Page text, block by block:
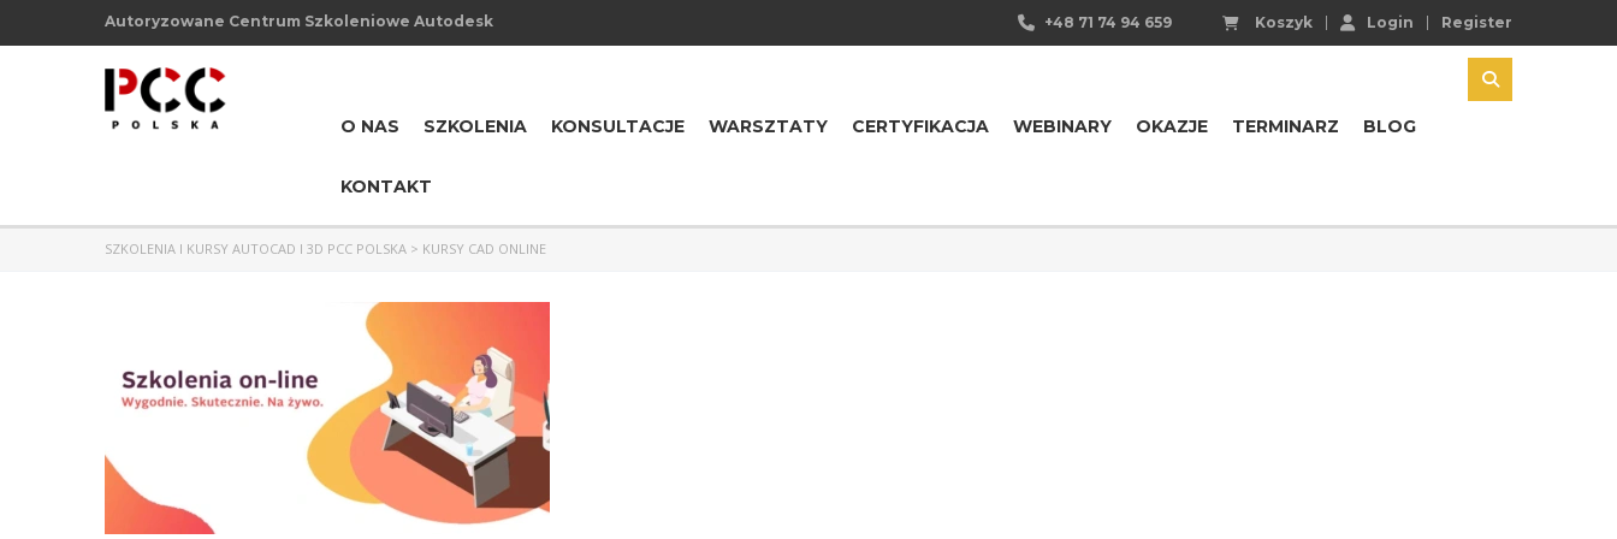
Koszyk Login Register
Autoryzowane Centrum Szkoleniowe Autodesk +48 71 74 94 659
O NAS SZKOLENIA KONSULTACJE WARSZTATY CERTYFIKACJA WEBINARY OKAZJE TERMINARZ BLOG
KONTAKT
SZKOLENIA I KURSY AUTOCAD I 3D PCC POLSKA > KURSY CAD ONLINE